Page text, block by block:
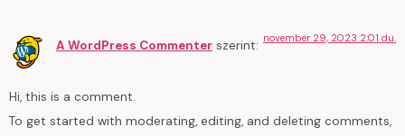
A WordPress Commenter szerint: november 29, 2023 2:01 du.
Hi, this is a comment.
To get started with moderating, editing, and deleting comments,